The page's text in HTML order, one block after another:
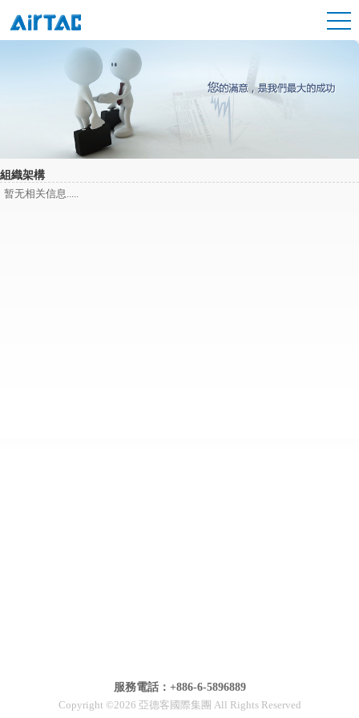
組織架構
暂无相关信息.....
服務電話：+886-6-5896889
Copyright ©2026 亞德客國際集團 All Rights Reserved